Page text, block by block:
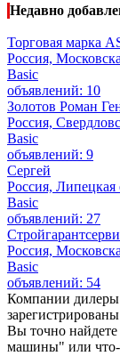
Недавно
Торговая марка
Россия,
Basic
объявлений: 10
Золотов Роман
Россия,
Basic
объявлений: 9
Сергей
Россия, Липецкая
Basic
объявлений: 27
Россия,
Basic
объявлений: 54
Компании дилеры
Вы точно
машины" или что-